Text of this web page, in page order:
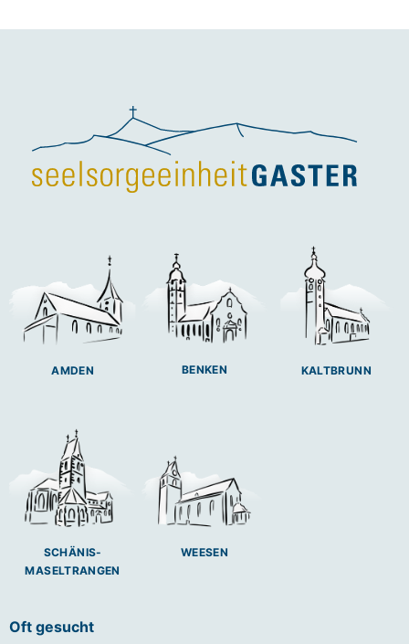
AMDEN BENKEN KALTBRUNN
SCHÄNIS-
MASELTRANGEN
WEESEN
Oft gesucht